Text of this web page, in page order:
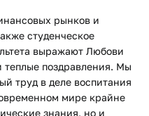
рынков и
студенческое
выражают Любови
теплые поздравления. Мы
труд в деле воспитания
мире крайне
знания, но и